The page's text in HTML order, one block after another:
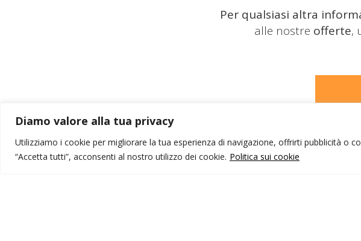
Diamo valore alla tua privacy
Utilizziamo i cookie per migliorare la tua esperienza di navigazione, offrirti pubblicità o
“Accetta tutti”, acconsenti al nostro utilizzo dei cookie. Politica sui cookie
Per qualsiasi altra
alle nostre offerte,